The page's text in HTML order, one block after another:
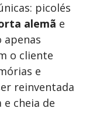
picolés
alemã e
apenas
o cliente
e
reinventada
cheia de